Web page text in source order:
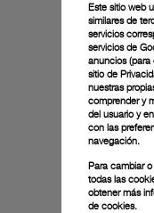
Este sitio web
similares de
servicios
servicios de
anuncios (para
sitio de
nuestras
comprender y
del usuario y
con las
navegación.
Para cambiar
todas las
obtener más
de cookies.